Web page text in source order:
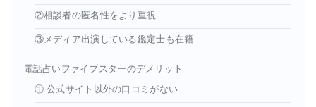
②相談者の匿名性をより重視
③メディア出演している鑑定士も在籍
電話占いファイブスターのデメリット
① 公式サイト以外の口コミがない